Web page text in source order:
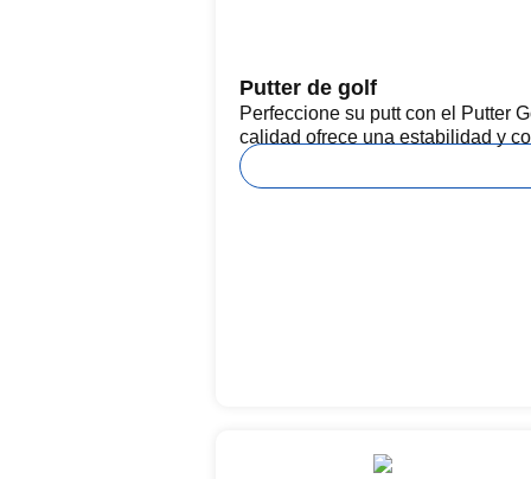
Putter de golf
Perfeccione su putt con el Putter
calidad ofrece una estabilidad y